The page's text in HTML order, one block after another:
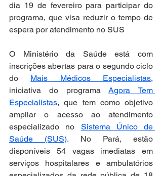
dia 19 de fevereiro para participar do
programa, que visa reduzir o tempo de
espera por atendimento no SUS
O Ministério da Saúde está com
inscrições abertas para o segundo ciclo
do Mais Médicos Especialistas,
iniciativa do programa Agora Tem
Especialistas, que tem como objetivo
ampliar o acesso ao atendimento
especializado no Sistema Único de
Saúde (SUS). No Pará, estão
disponíveis 54 vagas imediatas em
serviços hospitalares e ambulatórios